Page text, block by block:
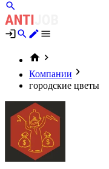
Компании
городские цветы